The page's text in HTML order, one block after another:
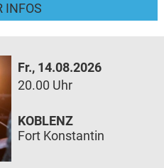
INFOS
Fr., 14.08.2026
20.00 Uhr
KOBLENZ
Fort Konstantin